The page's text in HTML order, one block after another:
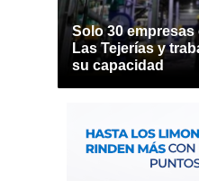
Solo 30
Las Tejerías y
su capacidad